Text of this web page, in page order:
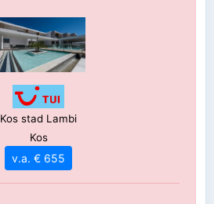
Kos stad Lambi
Kos
v.a. € 655